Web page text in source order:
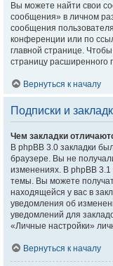
Вы можете найти свои
сообщения» в личном
сообщения
конференции или по
главной странице.
страницу расширенного
Вернуться к началу
Подписки и
Чем закладки
В phpBB 3.0 закладки
браузере. Вы не
изменениях. В phpBB
темы. Вы можете
находящейся у вас в
уведомления об
уведомлений для
«Личные настройки»
Вернуться к началу